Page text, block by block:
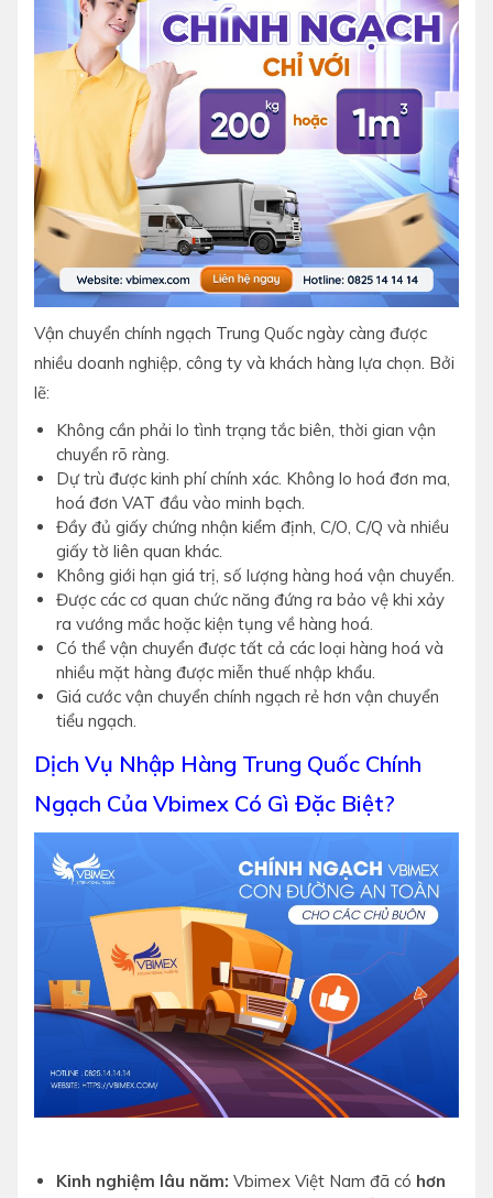
Vận chuyển chính ngạch Trung Quốc ngày càng được
nhiều doanh nghiệp, công ty và khách hàng lựa chọn. Bởi
lẽ:
Không cần phải lo tình trạng tắc biên, thời gian vận
chuyển rõ ràng.
Dự trù được kinh phí chính xác. Không lo hoá đơn ma,
hoá đơn VAT đầu vào minh bạch.
Đầy đủ giấy chứng nhận kiểm định, C/O, C/Q và nhiều
giấy tờ liên quan khác.
Không giới hạn giá trị, số lượng hàng hoá vận chuyển.
Được các cơ quan chức năng đứng ra bảo vệ khi xảy
ra vướng mắc hoặc kiện tụng về hàng hoá.
Có thể vận chuyển được tất cả các loại hàng hoá và
nhiều mặt hàng được miễn thuế nhập khẩu.
Giá cước vận chuyển chính ngạch rẻ hơn vận chuyển
tiểu ngạch.
Dịch Vụ Nhập Hàng Trung Quốc Chính
Ngạch Của Vbimex Có Gì Đặc Biệt?
Kinh nghiệm lâu năm: Vbimex Việt Nam đã có hơn